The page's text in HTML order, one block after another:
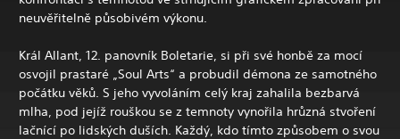
neuvěřitelně působivém výkonu.
Král Allant, 12. panovník Boletarie, si při své honbě za mocí
osvojil prastaré „Soul Arts“ a probudil démona ze samotného
počátku věků. S jeho vyvoláním celý kraj zahalila bezbarvá
mlha, pod jejíž rouškou se z temnoty vynořila hrůzná stvoření
lačnící po lidských duších. Každý, kdo tímto způsobem o svou